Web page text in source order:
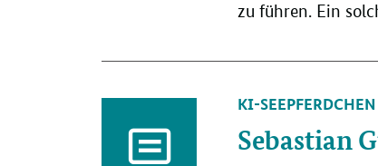
zu führen. Ein
KI-SEEPFERDCHEN
Sebastian